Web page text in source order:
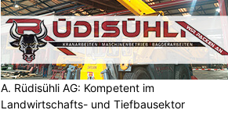
A. Rüdisühli AG: Kompetent im
Landwirtschafts- und Tiefbausektor